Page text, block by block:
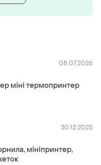
08.07.2026
міні термопринтер
30.12.2025
мініпринтер,